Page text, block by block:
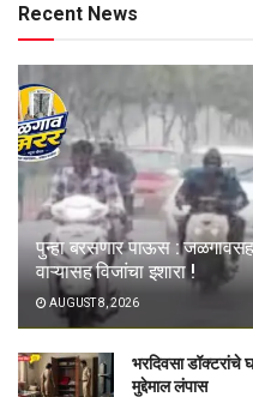
Recent News
पुन्हा बरसणार पाऊस : जळगावसह
वाऱ्यासह विजांचा इशारा !
AUGUST 8, 2026
भरदिवसा डॉक्टरांचे
मुद्देमाल लंपास